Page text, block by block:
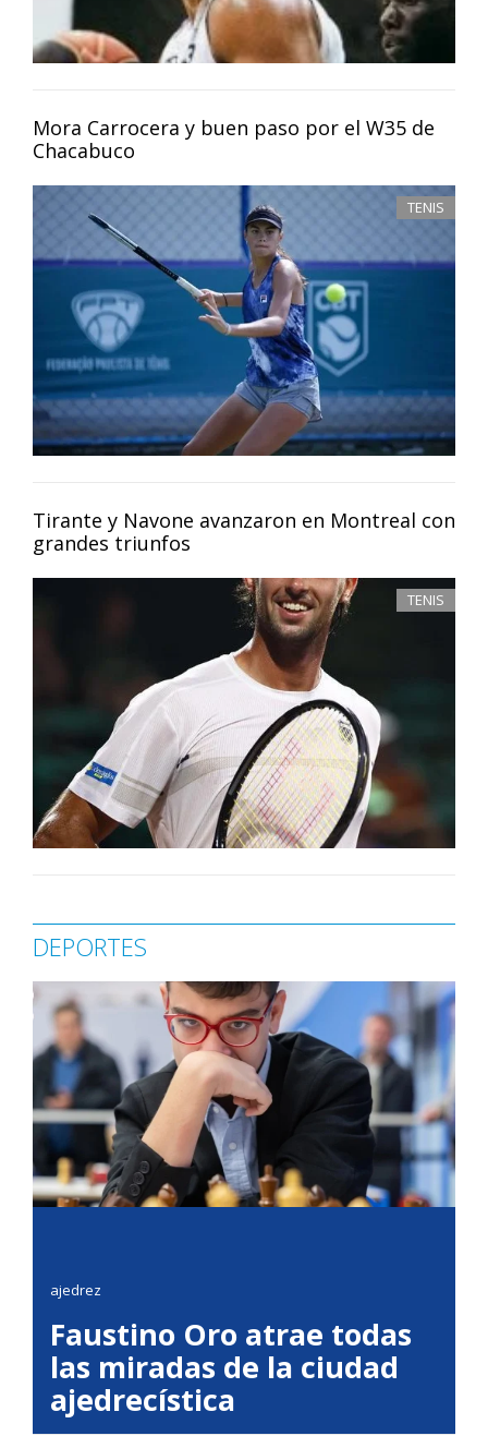
Mora Carrocera y buen paso por el W35 de
Chacabuco
TENIS
Tirante y Navone avanzaron en Montreal con
grandes triunfos
TENIS
DEPORTES
ajedrez
Faustino Oro atrae todas
las miradas de la ciudad
ajedrecística